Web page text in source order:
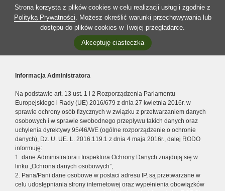
Strona korzysta z plików cookies w celu realizacji usług i zgodnie z
Polityką Prywatności. Możesz określić warunki przechowywania lub
dostępu do plików cookies w Twojej przeglądarce.
Akceptuję ciasteczka
Informacja Administratora
Na podstawie art. 13 ust. 1 i 2 Rozporządzenia Parlamentu
Europejskiego i Rady (UE) 2016/679 z dnia 27 kwietnia 2016r. w
sprawie ochrony osób fizycznych w związku z przetwarzaniem danych
osobowych i w sprawie swobodnego przepływu takich danych oraz
uchylenia dyrektywy 95/46/WE (ogólne rozporządzenie o ochronie
danych), Dz. U. UE. L. 2016.119.1 z dnia 4 maja 2016r., dalej RODO
informuję:
1. dane Administratora i Inspektora Ochrony Danych znajdują się w
linku „Ochrona danych osobowych”,
2. Pana/Pani dane osobowe w postaci adresu IP, są przetwarzane w
celu udostępniania strony internetowej oraz wypełnienia obowiązków